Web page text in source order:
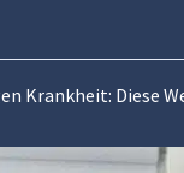
Krankheit: Diese